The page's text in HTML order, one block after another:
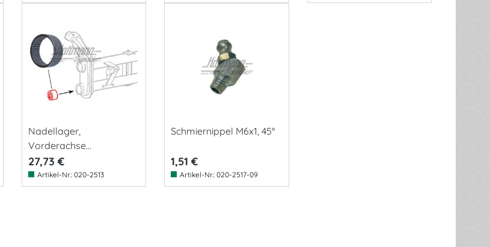
Nadellager,
Vorderachse
unten,50mm,8.65-
27,73 €
Artikel-Nr.: 020-2513
Schmiernippel M6x1, 45°
1,51 €
Artikel-Nr.: 020-2517-09